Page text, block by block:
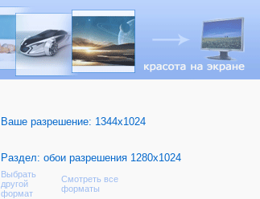
Ваше разрешение: 1344x1024
Раздел: обои разрешения 1280x1024
Выбрать
другой
формат
Смотреть все
форматы